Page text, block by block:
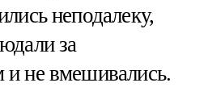
неподалеку,
за
не вмешивались.